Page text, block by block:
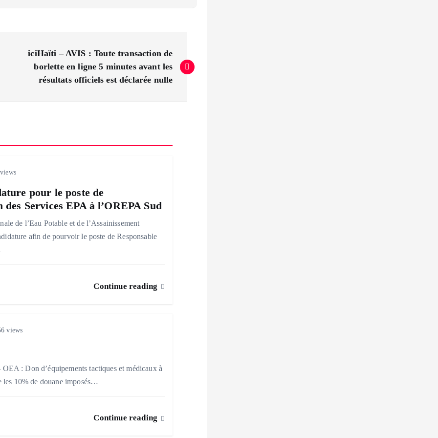
iciHaïti – AVIS : Toute transaction de
borlette en ligne 5 minutes avant les
résultats officiels est déclarée nulle
pour le poste de
Services EPA à l’OREPA Sud
de l’Eau Potable et de l’Assainissement
afin de pourvoir le poste de Responsable
Continue reading
views
: Don d’équipements tactiques et médicaux à
les 10% de douane imposés…
Continue reading